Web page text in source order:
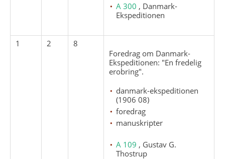
A 300 , Danmark-
Ekspeditionen
1 2
8
Foredrag om Danmark-
Ekspeditionen: "En fredelig
erobring".
danmark-ekspeditionen
(1906 08)
foredrag
manuskripter
A 109 , Gustav G.
Thostrup